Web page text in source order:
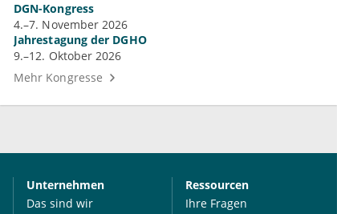
DGN-Kongress
4.–7. November 2026
Jahrestagung der DGHO
9.–12. Oktober 2026
Mehr Kongresse
Unternehmen
Das sind wir
Ressourcen
Ihre Fragen